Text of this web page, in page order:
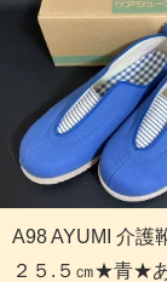
A98 AYUMI 介護
２５.５㎝★青★